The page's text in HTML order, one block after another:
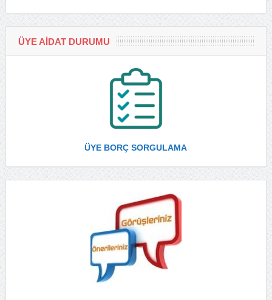
ÜYE AİDAT DURUMU
ÜYE BORÇ SORGULAMA